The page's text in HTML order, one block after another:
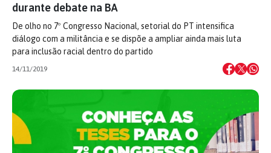
durante debate na BA
De olho no 7º Congresso Nacional, setorial do PT intensifica
diálogo com a militância e se dispõe a ampliar ainda mais luta
para inclusão racial dentro do partido
14/11/2019